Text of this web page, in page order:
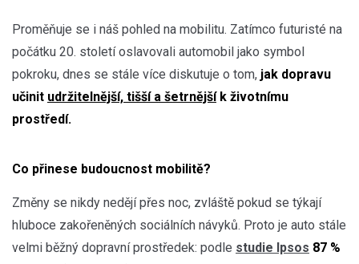
Proměňuje se i náš pohled na mobilitu. Zatímco futuristé na
počátku 20. století oslavovali automobil jako symbol
pokroku, dnes se stále více diskutuje o tom, jak dopravu
učinit udržitelnější, tišší a šetrnějšík životnímu
prostředí.
Co přinese budoucnost mobilitě?
Změny se nikdy nedějí přes noc, zvláště pokud se týkají
hluboce zakořeněných sociálních návyků. Proto je auto stále
velmi běžný dopravní prostředek: podle studie Ipsos 87 %